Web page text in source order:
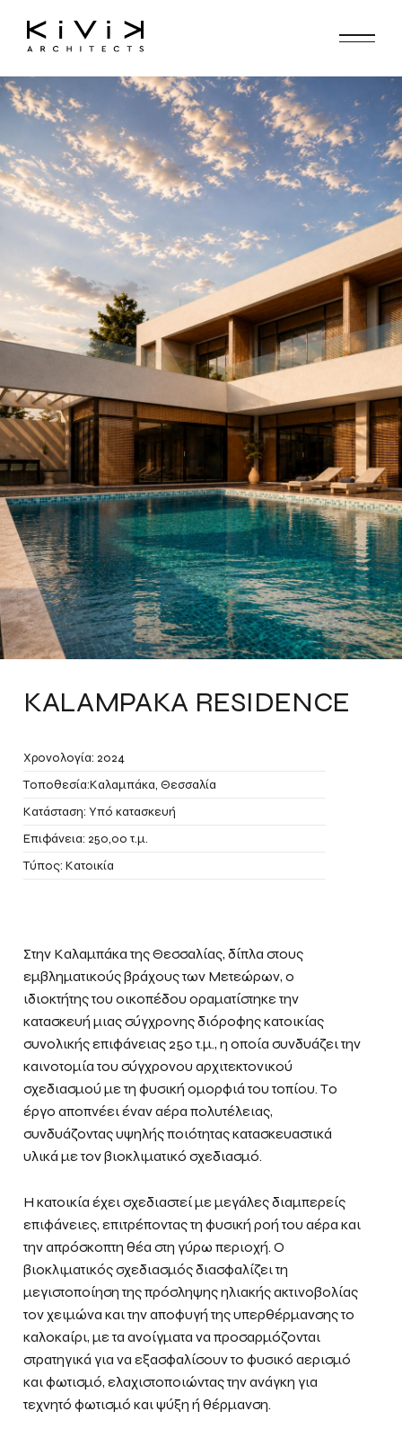
KALAMPAKA RESIDENCE
Χρονολογία: 2024
Τοποθεσία:Καλαμπάκα, Θεσσαλία
Κατάσταση: Υπό κατασκευή
Επιφάνεια: 250,00 τ.μ.
Τύπος: Κατοικία
Στην Καλαμπάκα της Θεσσαλίας, δίπλα στους
εμβληματικούς βράχους των Μετεώρων, ο
ιδιοκτήτης του οικοπέδου οραματίστηκε την
κατασκευή μιας σύγχρονης διόροφης κατοικίας
συνολικής επιφάνειας 250 τ.μ., η οποία συνδυάζει την
καινοτομία του σύγχρονου αρχιτεκτονικού
σχεδιασμού με τη φυσική ομορφιά του τοπίου. Το
έργο αποπνέει έναν αέρα πολυτέλειας,
συνδυάζοντας υψηλής ποιότητας κατασκευαστικά
υλικά με τον βιοκλιματικό σχεδιασμό.
Η κατοικία έχει σχεδιαστεί με μεγάλες διαμπερείς
επιφάνειες, επιτρέποντας τη φυσική ροή του αέρα και
την απρόσκοπτη θέα στη γύρω περιοχή. Ο
βιοκλιματικός σχεδιασμός διασφαλίζει τη
μεγιστοποίηση της πρόσληψης ηλιακής ακτινοβολίας
τον χειμώνα και την αποφυγή της υπερθέρμανσης το
καλοκαίρι, με τα ανοίγματα να προσαρμόζονται
στρατηγικά για να εξασφαλίσουν το φυσικό αερισμό
και φωτισμό, ελαχιστοποιώντας την ανάγκη για
τεχνητό φωτισμό και ψύξη ή θέρμανση.